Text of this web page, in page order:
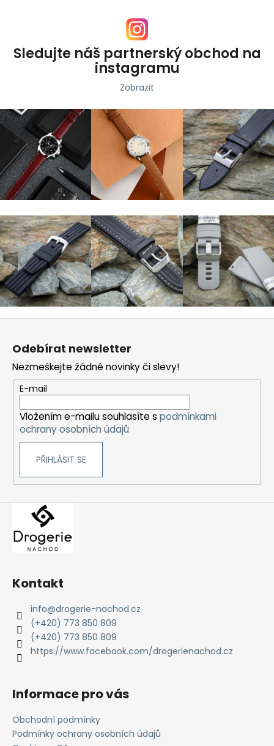
Sledujte náš partnerský obchod na
instagramu
Zobrazit
Odebírat newsletter
Nezmeškejte žádné novinky či slevy!
E-mail
Vložením e-mailu souhlasíte s podmínkami
ochrany osobních údajů
PŘIHLÁSIT SE
Kontakt
info@drogerie-nachod.cz
(+420) 773 850 809
(+420) 773 850 809
https://www.facebook.com/drogerienachod.cz
Informace pro vás
Obchodní podmínky
Podmínky ochrany osobních údajů